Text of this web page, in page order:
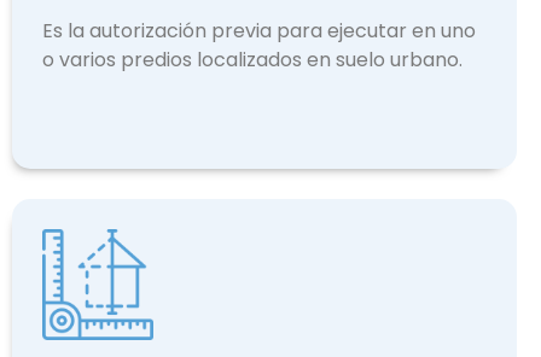
Es la autorización previa para ejecutar en uno
o varios predios localizados en suelo urbano.